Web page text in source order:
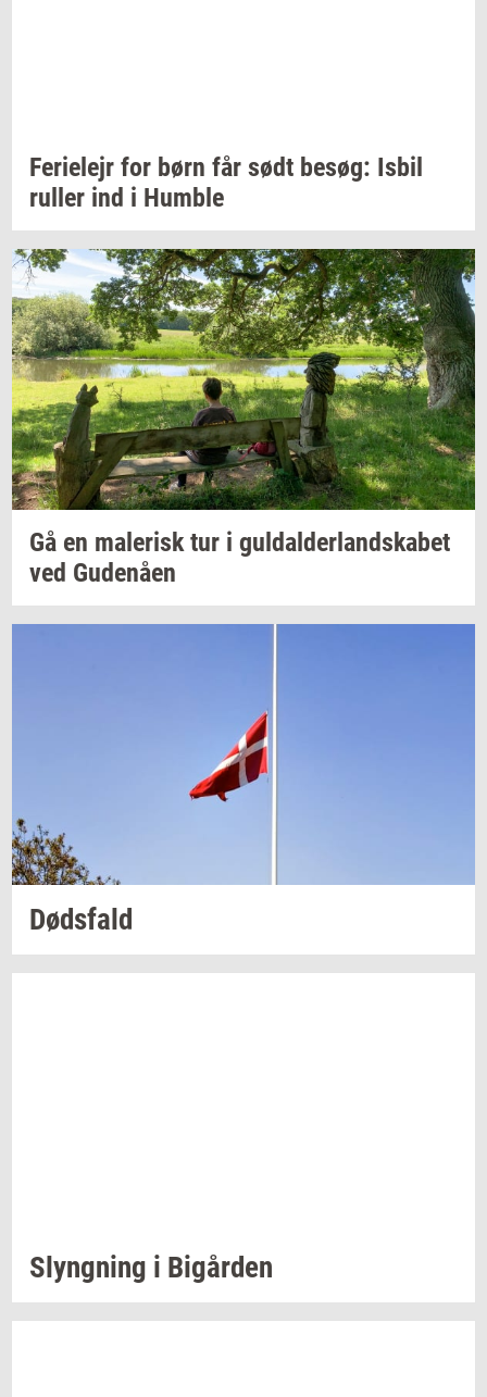
Fe­ri­e­lejr for børn får sødt besøg: Isbil
rul­ler ind i Hum­b­le
Gå en ma­le­risk tur i gul­dal­der­land­ska­bet
ved Gu­denå­en
Døds­fald
Slyng­ning i Bi­går­den